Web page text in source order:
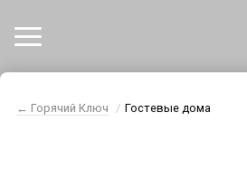
← Горячий Ключ Гостевые дома